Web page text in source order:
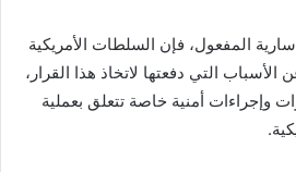
المفعول، فإن السلطات الأمريكية
التي دفعتها لاتخاذ هذا القرار،
وإجراءات أمنية خاصة تتعلق بعملية